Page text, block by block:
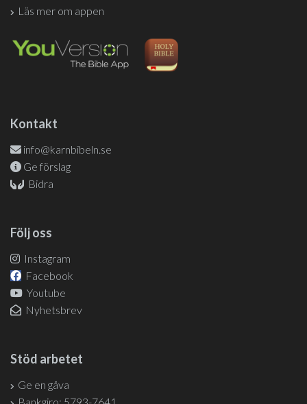
Läs mer om appen
Kontakt
info@karnbibeln.se
Ge förslag
Bidra
Följ oss
Instagram
Facebook
Youtube
Nyhetsbrev
Stöd arbetet
Ge en gåva